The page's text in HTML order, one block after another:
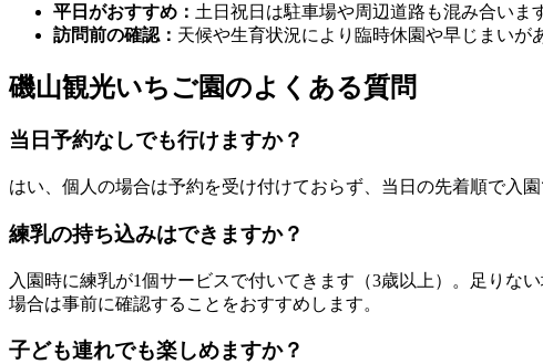
平日がおすすめ： 土日祝日は駐車場や周辺道路も混み合いま
訪問前の確認： 天候や生育状況により臨時休園や早じまいが
磯山観光いちご園のよくある質問
当日予約なしでも行けますか？
はい、個人の場合は予約を受け付けておらず、当日の先着順で入
練乳の持ち込みはできますか？
入園時に練乳が1個サービスで付いてきます（3歳以上）。足りな
場合は事前に確認することをおすすめします。
子ども連れでも楽しめますか？